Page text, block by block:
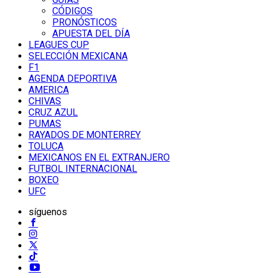
CÓDIGOS
PRONÓSTICOS
APUESTA DEL DÍA
LEAGUES CUP
SELECCIÓN MEXICANA
F1
AGENDA DEPORTIVA
AMERICA
CHIVAS
CRUZ AZUL
PUMAS
RAYADOS DE MONTERREY
TOLUCA
MEXICANOS EN EL EXTRANJERO
FUTBOL INTERNACIONAL
BOXEO
UFC
síguenos